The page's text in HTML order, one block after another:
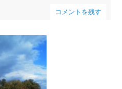
コメントを残す